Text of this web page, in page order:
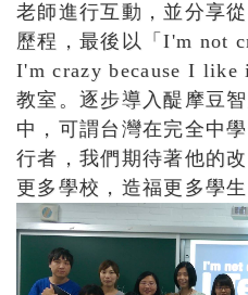
老師進行互動，並分享
歷程，最後以「I'm not
I'm crazy because I like
教室。逐步導入醍摩豆
中，可謂台灣在完全中
行者，我們期待著他的
更多學校，造福更多學生